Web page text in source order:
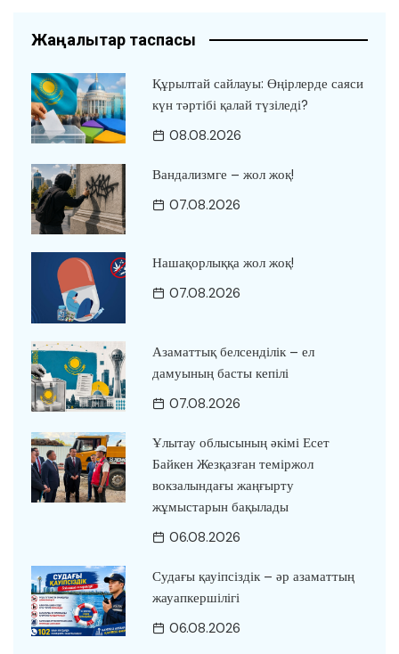
Жаңалықтар таспасы
Құрылтай сайлауы: Өңірлерде саяси
күн тәртібі қалай түзіледі?
08.08.2026
Вандализмге – жол жоқ!
07.08.2026
Нашақорлыққа жол жоқ!
07.08.2026
Азаматтық белсенділік – ел
дамуының басты кепілі
07.08.2026
Ұлытау облысының әкімі Есет
Байкен Жезқазған теміржол
вокзалындағы жаңғырту
жұмыстарын бақылады
06.08.2026
Судағы қауіпсіздік – әр азаматтың
жауапкершілігі
06.08.2026